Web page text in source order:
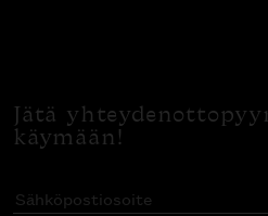
Jätä
käymään!
Sähköpostiosoite(Pakollinen)